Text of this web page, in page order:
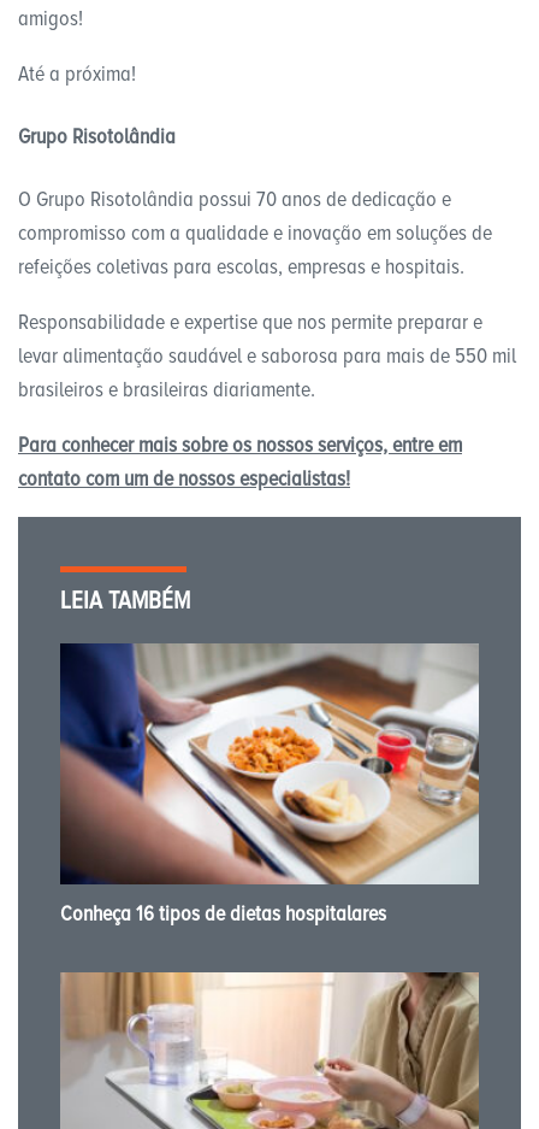
amigos!
Até a próxima!
Grupo Risotolândia
O Grupo Risotolândia possui 70 anos de dedicação e
compromisso com a qualidade e inovação em soluções de
refeições coletivas para escolas, empresas e hospitais.
Responsabilidade e expertise que nos permite preparar e
levar alimentação saudável e saborosa para mais de 550 mil
brasileiros e brasileiras diariamente.
Para conhecer mais sobre os nossos serviços, entre em
contato com um de nossos especialistas!
LEIA TAMBÉM
Conheça 16 tipos de dietas hospitalares